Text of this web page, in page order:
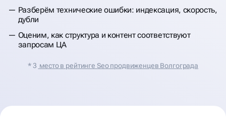
Разберём технические ошибки: индексация, скорость,
дубли
Оценим, как структура и контент соответствуют
запросам ЦА
* 3 место в рейтинге Seo продвиженцев Волгограда